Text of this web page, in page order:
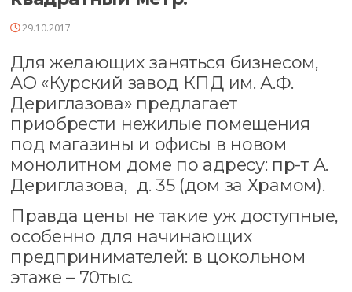
29.10.2017
Для желающих заняться бизнесом,
АО «Курский завод КПД им. А.Ф.
Дериглазова» предлагает
приобрести нежилые помещения
под магазины и офисы в новом
монолитном доме по адресу: пр-т А.
Дериглазова, д. 35 (дом за Храмом).
Правда цены не такие уж доступные,
особенно для начинающих
предпринимателей: в цокольном
этаже – 70тыс.